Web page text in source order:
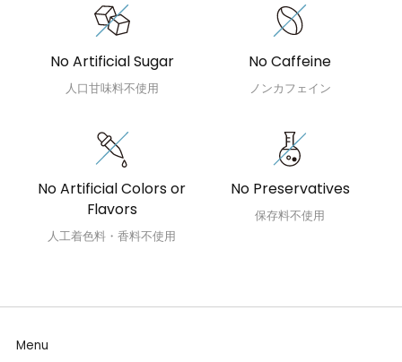
No Artificial Sugar
人口甘味料不使用
No Caffeine
ノンカフェイン
No Artificial Colors or
Flavors
人工着色料・香料不使用
No Preservatives
保存料不使用
Menu